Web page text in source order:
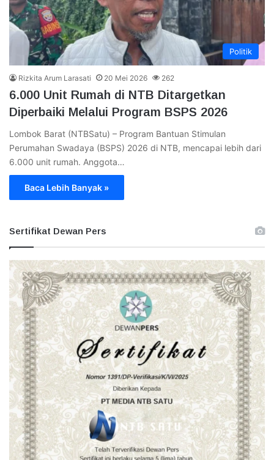
Politik
Rizkita Arum Larasati 20 Mei 2026 262
6.000 Unit Rumah di NTB Ditargetkan
Diperbaiki Melalui Program BSPS 2026
Lombok Barat (NTBSatu) – Program Bantuan Stimulan
Perumahan Swadaya (BSPS) 2026 di NTB, mencapai lebih dari
6.000 unit rumah. Anggota…
Baca Lebih Banyak »
Sertifikat Dewan Pers